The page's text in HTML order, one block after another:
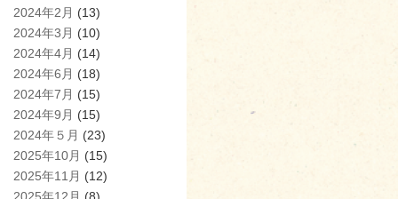
2024年2月 (13)
2024年3月 (10)
2024年4月 (14)
2024年6月 (18)
2024年7月 (15)
2024年9月 (15)
2024年５月 (23)
2025年10月 (15)
2025年11月 (12)
2025年12月 (8)